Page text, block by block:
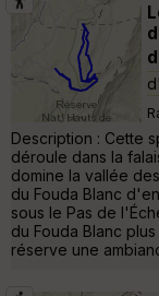
Description : Cette
déroule dans la
domine la vallée
du Fouda Blanc
sous le Pas de
du Fouda Blanc
réserve une